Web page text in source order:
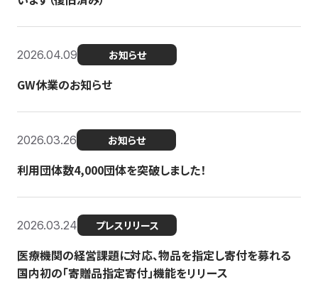
2026.04.09 お知らせ
GW休業のお知らせ
2026.03.26 お知らせ
利用団体数4,000団体を突破しました！
2026.03.24 プレスリリース
医療機関の経営課題に対応、物品を指定し寄付を募れる
国内初の「寄贈品指定寄付」機能をリリース